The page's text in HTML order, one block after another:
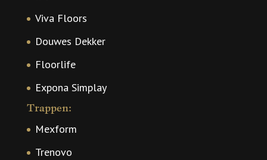
Viva Floors
Douwes Dekker
Floorlife
Expona Simplay
Trappen:
Mexform
Trenovo